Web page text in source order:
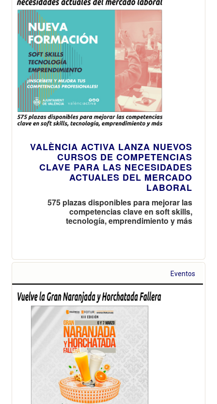
VALÈNCIA ACTIVA LANZA NUEVOS
CURSOS DE COMPETENCIAS
CLAVE PARA LAS NECESIDADES
ACTUALES DEL MERCADO
LABORAL
575 plazas disponibles para mejorar las
competencias clave en soft skills,
tecnología, emprendimiento y más
Eventos